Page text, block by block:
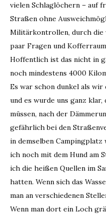
vielen Schlaglöchern – auf
Straßen ohne
Militärkontrollen, durch die
paar Fragen und
Hoffentlich ist das nicht in
noch mindestens 4000
Es war schon dunkel als wir
und es wurde uns ganz
müssen, nach der
gefährlich bei den
in demselben
ich noch mit dem Hund am
ich die heißen Quellen im
hatten. Wenn sich das
man an verschiedenen
Wenn man dort ein Loch